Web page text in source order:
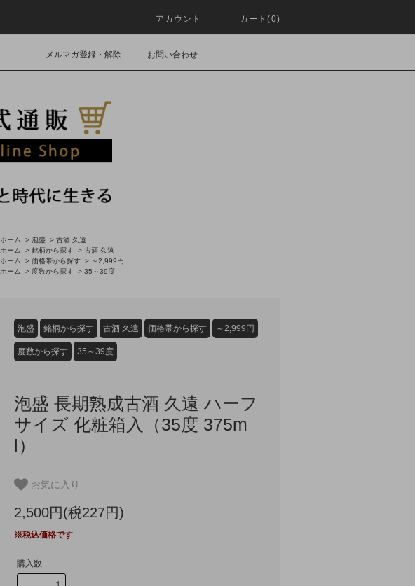
アカウント カート(0)
メルマガ登録・解除 お問い合わせ
ホーム > 泡盛 > 古酒 久遠
ホーム
> 銘柄から探す > 古酒 久遠
ホーム
> 価格帯から探す > ～2,999円
ホーム
> 度数から探す > 35～39度
泡盛 銘柄から探す 古酒 久遠 価格帯から探す ～2,999円
度数から探す 35～39度
泡盛 長期熟成古酒 久遠 ハーフ
サイズ 化粧箱入（35度 375m
l）
お気に入り
2,500円(税227円)
※税込価格です
購入数